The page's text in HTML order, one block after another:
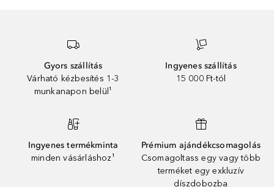
Gyors szállítás
Várható kézbesítés 1-3
munkanapon belül¹
Ingyenes szállítás
15 000 Ft-tól
Ingyenes termékminta
minden vásárláshoz¹
Prémium ajándékcsomagolás
Csomagoltass egy vagy több
terméket egy exkluzív
díszdobozba